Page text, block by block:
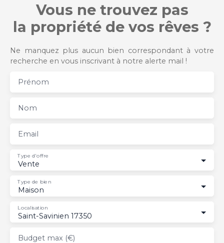
Vous ne trouvez pas
la propriété de vos rêves ?
Ne manquez plus aucun bien correspondant à votre
recherche en vous inscrivant à notre alerte mail !
Prénom
Nom
Email
Vente
Type d'offre
Maison
Type de bien
Saint-Savinien 17350
Localisation
Budget max (€)